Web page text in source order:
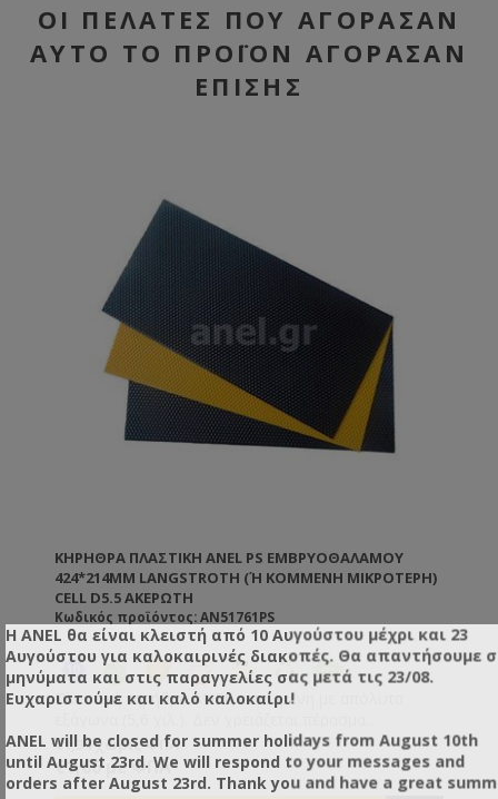
ΟΙ ΠΕΛΆΤΕΣ ΠΟΥ ΑΓΌΡΑΣΑΝ
ΑΥΤΌ ΤΟ ΠΡΟΪΌΝ ΑΓΌΡΑΣΑΝ
ΕΠΊΣΗΣ
ΚΗΡΉΘΡΑ ΠΛΑΣΤΙΚΉ ANEL PS ΕΜΒΡΥΟΘΑΛΆΜΟΥ
424*214MM LANGSTROTH (Ή ΚΟΜΜΈΝΗ ΜΙΚΡΌΤΕΡΗ) C
ELL D5.5 ΑΚΈΡΩΤΗ
Κωδικός προϊόντος: AN51761PS
Πλαστική κηρήθρα ANEL, τυπωμένη με απόλυτα
πριτσινιών και σύρματος στο πλαίσιο που θα
τοποθετηθούν. Απλά προμηθευτείτε τα αντίστοιχα
ξύλινα πλαίσια που διαθέτουν σχισμή και στον
€1,34 χωρίς ΦΠΑ
€1,66 με ΦΠΑ
Η ANEL θα είναι κλειστή από 10 Αυγούστου μέχρι και 23
Αυγούστου για καλοκαιρινές διακοπές. Θα απαντήσουμε
μηνύματα και στις παραγγελίες σας μετά τις 23/08.
Ευχαριστούμε και καλό καλοκαίρι!
ANEL will be closed for summer holidays from August 10th
until August 23rd. We will respond to your messages and
orders after August 23rd. Thank you and have a great